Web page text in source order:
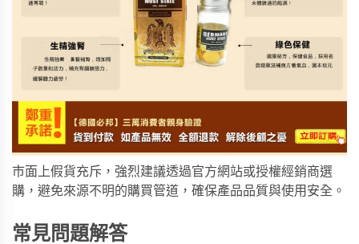
市面上假貨充斥，強烈建議透過官方網站或授權經銷商選
購，避免來源不明的購買管道，確保產品品質與使用安全。
常見問題解答